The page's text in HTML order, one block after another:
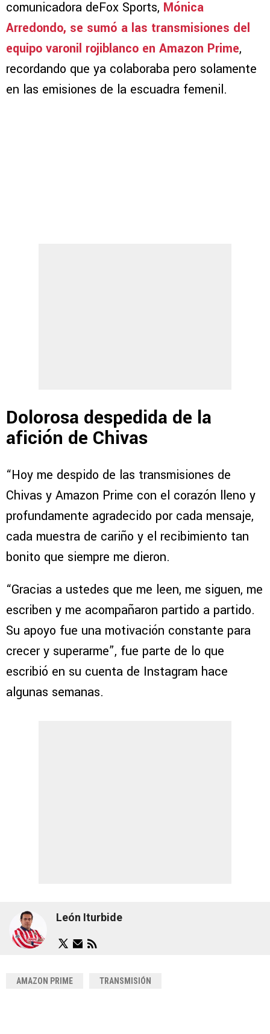
comunicadora deFox Sports, Mónica
Arredondo, se sumó a las transmisiones del
equipo varonil rojiblanco en Amazon Prime,
recordando que ya colaboraba pero solamente
en las emisiones de la escuadra femenil.
Dolorosa despedida de la
afición de Chivas
“Hoy me despido de las transmisiones de
Chivas y Amazon Prime con el corazón lleno y
profundamente agradecido por cada mensaje,
cada muestra de cariño y el recibimiento tan
bonito que siempre me dieron.
“Gracias a ustedes que me leen, me siguen, me
escriben y me acompañaron partido a partido.
Su apoyo fue una motivación constante para
crecer y superarme”, fue parte de lo que
escribió en su cuenta de Instagram hace
algunas semanas.
León Iturbide
AMAZON PRIME TRANSMISIÓN